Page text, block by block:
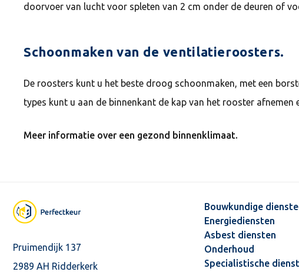
doorvoer van lucht voor spleten van 2 cm onder de deuren of
Schoonmaken van de ventilatieroosters.
De roosters kunt u het beste droog schoonmaken, met een
types kunt u aan de binnenkant de kap van het rooster
Meer informatie over een gezond binnenklimaat.
Pruimendijk 137
2989 AH Ridderkerk
Bouwkundige
Energiediensten
Asbest diensten
Onderhoud
Specialistische